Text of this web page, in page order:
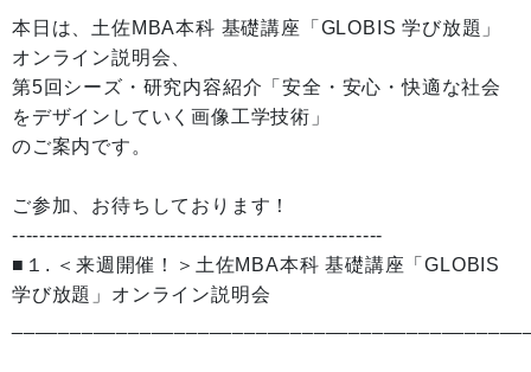
本日は、土佐MBA本科 基礎講座「GLOBIS 学び放題」
オンライン説明会、
第5回シーズ・研究内容紹介「安全・安心・快適な社会
をデザインしていく画像工学技術」
のご案内です。
ご参加、お待ちしております！
------------------------------------------------------
■１. ＜来週開催！＞土佐MBA本科 基礎講座「GLOBIS
学び放題」オンライン説明会